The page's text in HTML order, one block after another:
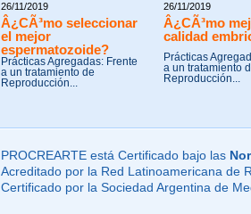
26/11/2019
Â¿CÃ³mo seleccionar
el mejor
espermatozoide?
Prácticas Agregadas: Frente
a un tratamiento de
Reproducción...
26/11/2019
Â¿CÃ³mo
calidad
Prácticas
a un tratamiento
Reproducción...
PROCREARTE está Certificado bajo las
Acreditado por la Red Latinoamericana de
Certificado por la Sociedad Argentina de